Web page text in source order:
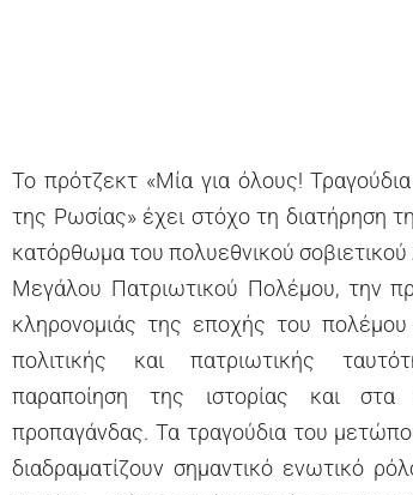
Το πρότζεκτ «Μία για όλους!
της Ρωσίας» έχει στόχο τη διατήρηση
κατόρθωμα του πολυεθνικού σοβιετικού
Μεγάλου Πατριωτικού Πολέμου, την
κληρονομιάς της εποχής του
πολιτικής και πατριωτικής
παραποίηση της ιστορίας και
προπαγάνδας. Τα τραγούδια του
διαδραματίζουν σημαντικό ενωτικό